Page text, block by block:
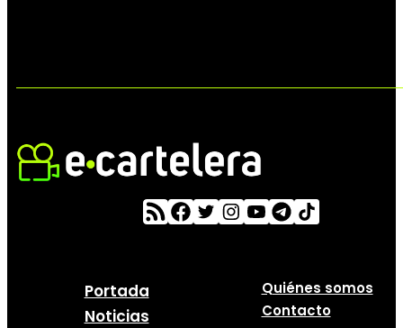
Portada
Noticias
Quiénes somos
Contacto